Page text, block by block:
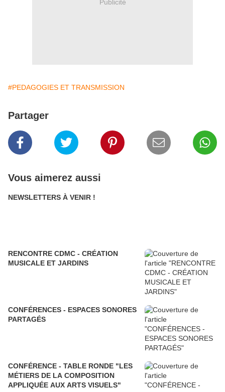
Publicité
#PEDAGOGIES ET TRANSMISSION
Partager
Vous aimerez aussi
NEWSLETTERS À VENIR !
RENCONTRE CDMC - CRÉATION
MUSICALE ET JARDINS
CONFÉRENCES - ESPACES SONORES
PARTAGÉS
CONFÉRENCE - TABLE RONDE "LES
MÉTIERS DE LA COMPOSITION
APPLIQUÉE AUX ARTS VISUELS"